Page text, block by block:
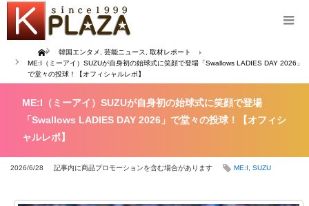
Home 韓国エンタメ 芸能ニュース
取材レポート
ME:I（ミーアイ）SUZUが自身初の始球式に笑顔で登場「Swallows LADIES DAY 2026」
で堂々の投球！【オフィシャルレポ】
ME:I（ミーアイ）SUZUが自身初の始球式に笑顔で登場
「Swallows LADIES DAY 2026」で堂々の投球！【オフィシ
ャルレポ】
2026/6/28 記事内に商品プロモーションを含む場合があります ME:I SUZU